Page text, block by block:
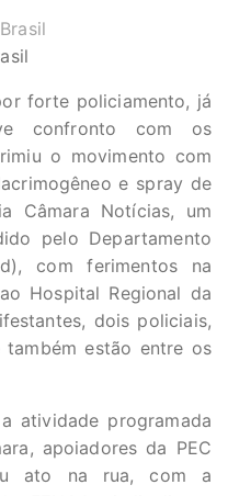
forte policiamento, já
confronto com os
o movimento com
e spray de
Câmara Notícias, um
pelo Departamento
com ferimentos na
Hospital Regional da
dois policiais,
estão entre os
atividade programada
apoiadores da PEC
ato na rua, com a